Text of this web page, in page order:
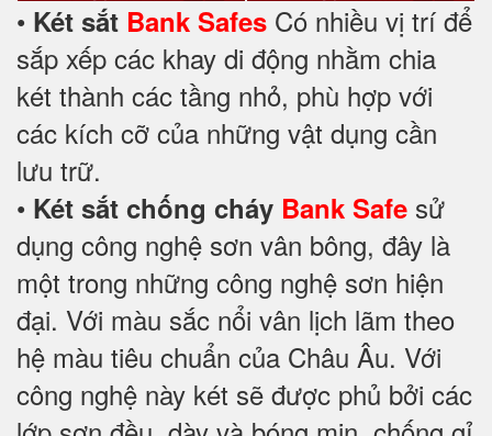
• Két sắt Bank Safes Có nhiều vị trí để
sắp xếp các khay di động nhằm chia
két thành các tầng nhỏ, phù hợp với
các kích cỡ của những vật dụng cần
lưu trữ.
• Két sắt chống cháy Bank Safe sử
dụng công nghệ sơn vân bông, đây là
một trong những công nghệ sơn hiện
đại. Với màu sắc nổi vân lịch lãm theo
hệ màu tiêu chuẩn của Châu Âu. Với
công nghệ này két sẽ được phủ bởi các